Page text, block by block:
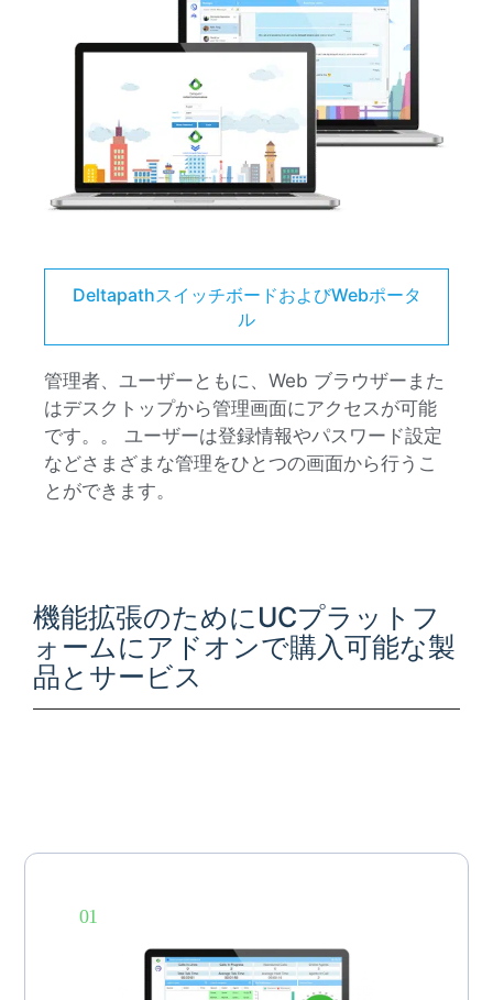
DeltapathスイッチボードおよびWebポータ
ル
管理者、ユーザーともに、Web ブラウザーまた
はデスクトップから管理画面にアクセスが可能
です。。 ユーザーは登録情報やパスワード設定
などさまざまな管理をひとつの画面から行うこ
とができます。
機能拡張のためにUCプラットフ
ォームにアドオンで購入可能な製
品とサービス
01